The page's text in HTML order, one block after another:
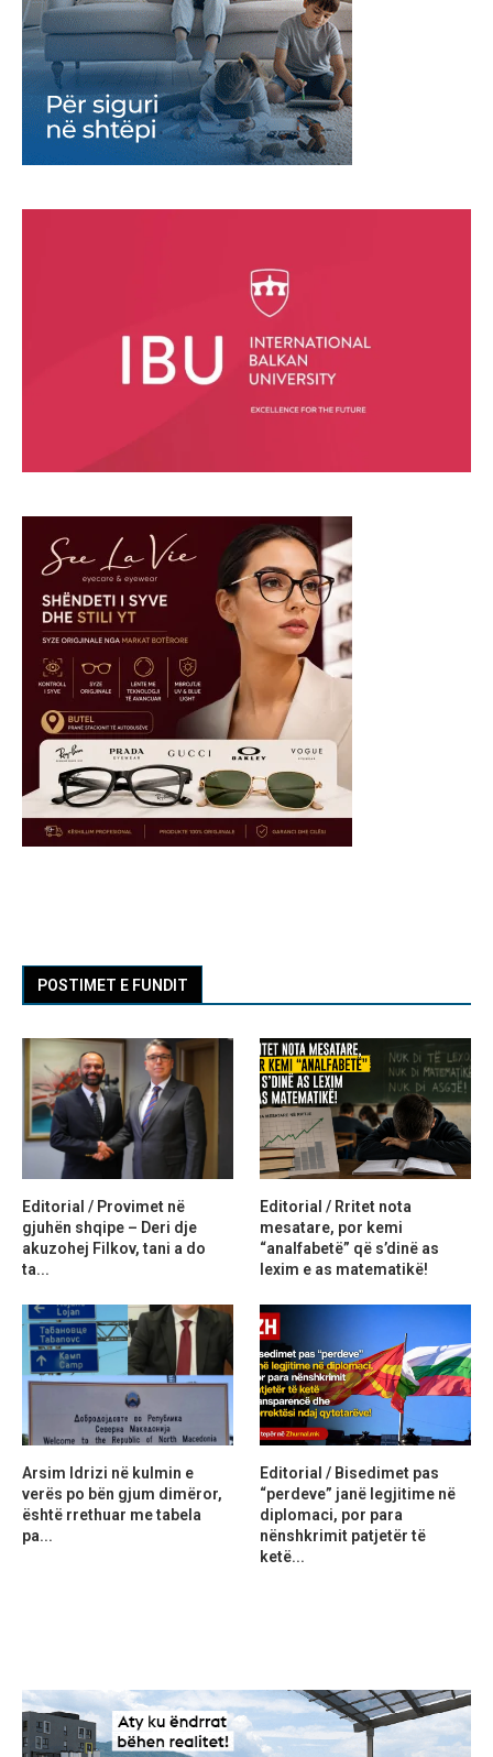
POSTIMET E FUNDIT
Editorial / Provimet në
gjuhën shqipe – Deri dje
akuzohej Filkov, tani a do
ta...
Editorial / Rritet nota
mesatare, por kemi
“analfabetë” që s’dinë as
lexim e as matematikë!
Arsim Idrizi në kulmin e
verës po bën gjum dimëror,
është rrethuar me tabela
pa...
Editorial / Bisedimet pas
“perdeve” janë legjitime në
diplomaci, por para
nënshkrimit patjetër të
ketë...